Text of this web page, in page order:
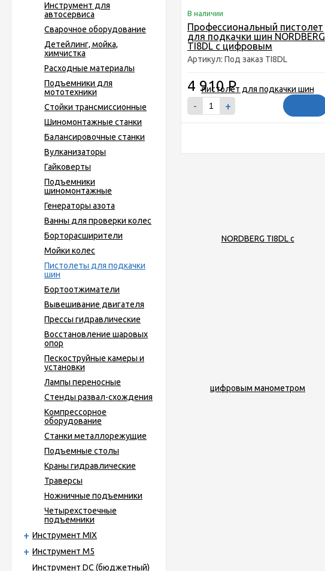
Инструмент для
автосервиса
Сварочное оборудование
Детейлинг, мойка,
химчистка
Расходные материалы
Подъемники для
мототехники
Стойки трансмиссионные
Шиномонтажные станки
Балансировочные станки
Вулканизаторы
Гайковерты
Подъемники
шиномонтажные
Генераторы азота
Ванны для проверки колес
Борторасширители
Мойки колес
Пистолеты для подкачки
шин
Бортоотжиматели
Вывешивание двигателя
Прессы гидравлические
Восстановление шаровых
опор
Пескоструйные камеры и
установки
Лампы переносные
Стенды развал-схождения
Компрессорное
оборудование
Станки металлорежущие
Подъемные столы
Краны гидравлические
Траверсы
Ножничные подъемники
Четырехстоечные
подъемники
Инструмент MIX
Инструмент М5
Инструмент DC (бюджетный)
В наличии
Профессиональный пистолет
для подкачки шин NORDBERG
TI8DL с цифровым
манометром
Артикул: Под заказ TI8DL
4 910Р
- +